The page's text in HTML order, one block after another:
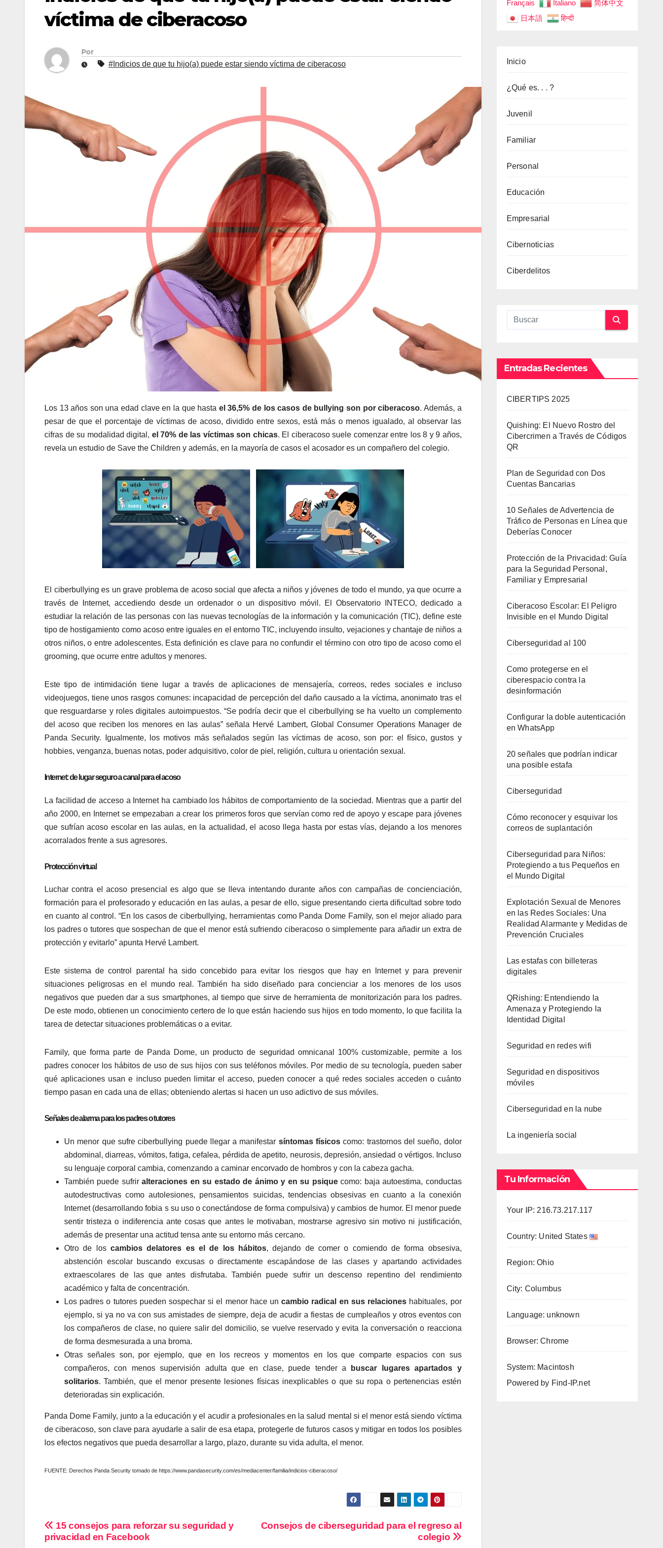
víctima de ciberacoso
Por
#Indicios de que tu hijo(a) puede estar siendo víctima de ciberacoso
Los 13 años son una edad clave en la que hasta el 36,5% de los casos de bullying son por ciberacoso. Además, a
pesar de que el porcentaje de víctimas de acoso, dividido entre sexos, está más o menos igualado, al observar las
cifras de su modalidad digital, el 70% de las víctimas son chicas. El ciberacoso suele comenzar entre los 8 y 9 años,
revela un estudio de Save the Children y además, en la mayoría de casos el acosador es un compañero del colegio.
El ciberbullying es un grave problema de acoso social que afecta a niños y jóvenes de todo el mundo, ya que ocurre a
través de Internet, accediendo desde un ordenador o un dispositivo móvil. El Observatorio INTECO, dedicado a
estudiar la relación de las personas con las nuevas tecnologías de la información y la comunicación (TIC), define este
tipo de hostigamiento como acoso entre iguales en el entorno TIC, incluyendo insulto, vejaciones y chantaje de niños a
otros niños, o entre adolescentes. Esta definición es clave para no confundir el término con otro tipo de acoso como el
grooming, que ocurre entre adultos y menores.
Este tipo de intimidación tiene lugar a través de aplicaciones de mensajería, correos, redes sociales e incluso
videojuegos, tiene unos rasgos comunes: incapacidad de percepción del daño causado a la víctima, anonimato tras el
que resguardarse y roles digitales autoimpuestos. “Se podría decir que el ciberbullying se ha vuelto un complemento
del acoso que reciben los menores en las aulas” señala Hervé Lambert, Global Consumer Operations Manager de
Panda Security. Igualmente, los motivos más señalados según las víctimas de acoso, son por: el físico, gustos y
hobbies, venganza, buenas notas, poder adquisitivo, color de piel, religión, cultura u orientación sexual.
Internet: de lugar seguro a canal para el acoso
La facilidad de acceso a Internet ha cambiado los hábitos de comportamiento de la sociedad. Mientras que a partir del
año 2000, en Internet se empezaban a crear los primeros foros que servían como red de apoyo y escape para jóvenes
que sufrían acoso escolar en las aulas, en la actualidad, el acoso llega hasta por estas vías, dejando a los menores
acorralados frente a sus agresores.
Protección virtual
Luchar contra el acoso presencial es algo que se lleva intentando durante años con campañas de concienciación,
formación para el profesorado y educación en las aulas, a pesar de ello, sigue presentando cierta dificultad sobre todo
en cuanto al control. “En los casos de ciberbullying, herramientas como Panda Dome Family, son el mejor aliado para
los padres o tutores que sospechan de que el menor está sufriendo ciberacoso o simplemente para añadir un extra de
protección y evitarlo” apunta Hervé Lambert.
Este sistema de control parental ha sido concebido para evitar los riesgos que hay en Internet y para prevenir
situaciones peligrosas en el mundo real. También ha sido diseñado para concienciar a los menores de los usos
negativos que pueden dar a sus smartphones, al tiempo que sirve de herramienta de monitorización para los padres.
De este modo, obtienen un conocimiento certero de lo que están haciendo sus hijos en todo momento, lo que facilita la
tarea de detectar situaciones problemáticas o a evitar.
Family, que forma parte de Panda Dome, un producto de seguridad omnicanal 100% customizable, permite a los
padres conocer los hábitos de uso de sus hijos con sus teléfonos móviles. Por medio de su tecnología, pueden saber
qué aplicaciones usan e incluso pueden limitar el acceso, pueden conocer a qué redes sociales acceden o cuánto
tiempo pasan en cada una de ellas; obteniendo alertas si hacen un uso adictivo de sus móviles.
Señales de alarma para los padres o tutores
Un menor que sufre ciberbullying puede llegar a manifestar síntomas físicos como: trastornos del sueño, dolor
abdominal, diarreas, vómitos, fatiga, cefalea, pérdida de apetito, neurosis, depresión, ansiedad o vértigos. Incluso
su lenguaje corporal cambia, comenzando a caminar encorvado de hombros y con la cabeza gacha.
También puede sufriralteraciones en su estado de ánimo y en su psiquecomo: baja autoestima, conductas
autodestructivas como autolesiones, pensamientos suicidas, tendencias obsesivas en cuanto a la conexión
Internet (desarrollando fobia s su uso o conectándose de forma compulsiva) y cambios de humor. El menor puede
sentir tristeza o indiferencia ante cosas que antes le motivaban, mostrarse agresivo sin motivo ni justificación,
además de presentar una actitud tensa ante su entorno más cercano.
Otro de los cambios delatores es el de los hábitos, dejando de comer o comiendo de forma obsesiva,
abstención escolar buscando excusas o directamente escapándose de las clases y apartando actividades
extraescolares de las que antes disfrutaba. También puede sufrir un descenso repentino del rendimiento
académico y falta de concentración.
Los padres o tutores pueden sospechar si el menor hace un cambio radical en sus relaciones habituales, por
ejemplo, si ya no va con sus amistades de siempre, deja de acudir a fiestas de cumpleaños y otros eventos con
los compañeros de clase, no quiere salir del domicilio, se vuelve reservado y evita la conversación o reacciona
de forma desmesurada a una broma.
Otras señales son, por ejemplo, que en los recreos y momentos en los que comparte espacios con sus
compañeros, con menos supervisión adulta que en clase, puede tender a
buscar lugares apartados y
solitarios. También, que el menor presente lesiones físicas inexplicables o que su ropa o pertenencias estén
deterioradas sin explicación.
Panda Dome Family, junto a la educación y el acudir a profesionales en la salud mental si el menor está siendo víctima
de ciberacoso, son clave para ayudarle a salir de esa etapa, protegerle de futuros casos y mitigar en todos los posibles
los efectos negativos que pueda desarrollar a largo, plazo, durante su vida adulta, el menor.
FUENTE: Derechos Panda Security tomado de https://www.pandasecurity.com/es/mediacenter/familia/indicios-ciberacoso/
Navegación
Consejos de ciberseguridad para el regreso al
colegio
15 consejos para reforzar su seguridad y
privacidad en Facebook
Français
Italiano
简体中文
日本語
हिन्दी
Inicio
¿Qué es. . . ?
Juvenil
Familiar
Personal
Educación
Empresarial
Cibernoticias
Ciberdelitos
Entradas Recientes
CIBERTIPS 2025
Quishing: El Nuevo Rostro del
Cibercrimen a Través de Códigos
QR
Plan de Seguridad con Dos
Cuentas Bancarias
10 Señales de Advertencia de
Tráfico de Personas en Línea que
Deberías Conocer
Protección de la Privacidad: Guía
para la Seguridad Personal,
Familiar y Empresarial
Ciberacoso Escolar: El Peligro
Invisible en el Mundo Digital
Ciberseguridad al 100
Como protegerse en el
ciberespacio contra la
desinformación
Configurar la doble autenticación
en WhatsApp
20 señales que podrían indicar
una posible estafa
Ciberseguridad
Cómo reconocer y esquivar los
correos de suplantación
Ciberseguridad para Niños:
Protegiendo a tus Pequeños en
el Mundo Digital
Explotación Sexual de Menores
en las Redes Sociales: Una
Realidad Alarmante y Medidas de
Prevención Cruciales
Las estafas con billeteras
digitales
QRishing: Entendiendo la
Amenaza y Protegiendo la
Identidad Digital
Seguridad en redes wifi
Seguridad en dispositivos
móviles
Ciberseguridad en la nube
La ingeniería social
Tu Información
Your IP: 216.73.217.117
Country: United States
Region: Ohio
City: Columbus
Language: unknown
Browser: Chrome
System: Macintosh
Powered by Find-IP.net